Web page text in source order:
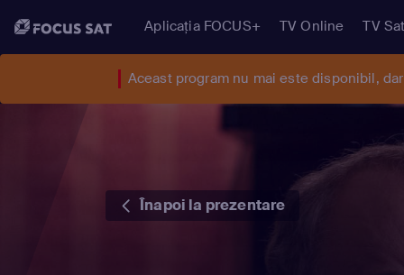
Aplicația FOCUS+ TV Online TV
Aceast program nu mai este disponibil,
Înapoi la prezentare